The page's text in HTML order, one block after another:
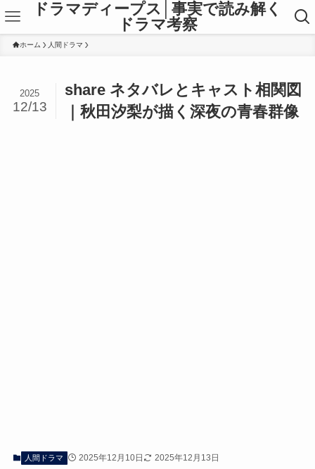
ドラマディープス│事実で読み解く
ドラマ考察
ホーム 人間ドラマ
share ネタバレとキャスト相関図
｜秋田汐梨が描く深夜の青春群像
2025
12/13
人間ドラマ 2025年12月10日 2025年12月13日